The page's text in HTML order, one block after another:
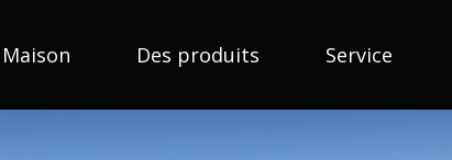
Maison Des produits Service